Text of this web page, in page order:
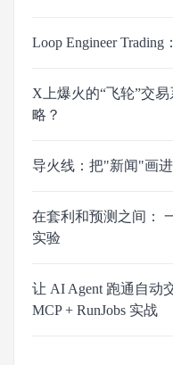
Loop Engineer
X上爆火的“飞轮”交
略？
导火线：把"新闻"画
在套利和预测之间：
实验
让 AI Agent 跑通自动
MCP + RunJobs 实战